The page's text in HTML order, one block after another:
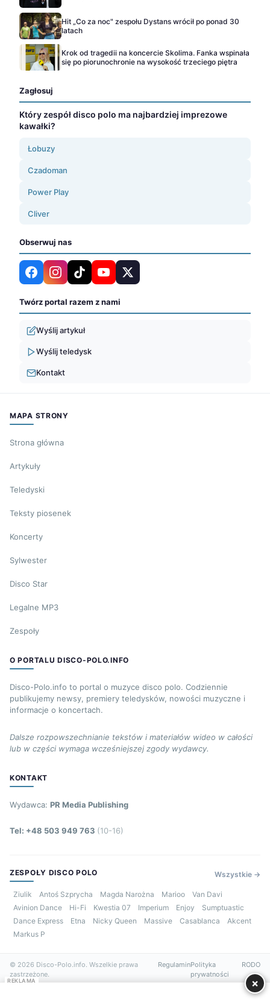
Hit „Co za noc" zespołu Dystans wrócił po ponad 30
latach
Krok od tragedii na koncercie Skolima. Fanka wspinała
się po piorunochronie na wysokość trzeciego piętra
Zagłosuj
Który zespół disco polo ma najbardziej imprezowe
kawałki?
Łobuzy
Czadoman
Power Play
Cliver
Obserwuj nas
Twórz portal razem z nami
Wyślij artykuł
Wyślij teledysk
Kontakt
MAPA STRONY
Strona główna
Artykuły
Teledyski
Teksty piosenek
Koncerty
Sylwester
Disco Star
Legalne MP3
Zespoły
O PORTALU DISCO-POLO.INFO
Disco-Polo.info to portal o muzyce disco polo. Codziennie
publikujemy newsy, premiery teledysków, nowości muzyczne i
informacje o koncertach.
Dalsze rozpowszechnianie tekstów i materiałów wideo w całości
lub w części wymaga wcześniejszej zgody wydawcy.
KONTAKT
Wydawca: PR Media Publishing
Tel: +48 503 949 763 (10-16)
ZESPOŁY DISCO POLO Wszystkie →
Ziulik Antoś Szprycha Magda Narożna Marioo
Van Davi
Avinion Dance
Hi-Fi Kwestia 07 Imperium Enjoy
Sumptuastic
Dance Express
Etna Nicky Queen Massive Casablanca
Akcent
Markus P
© 2026 Disco-Polo.info. Wszelkie prawa
zastrzeżone.
RegulaminPolityka
prywatności
RODO
REKLAMA ×